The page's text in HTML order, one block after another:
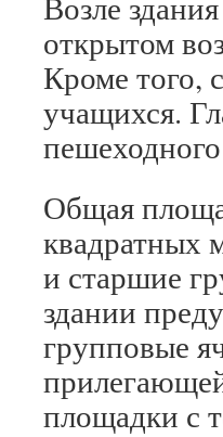
открытом
Кроме того,
учащихся.
Общая
квадратных
и старшие
здании
групповые
площадки с